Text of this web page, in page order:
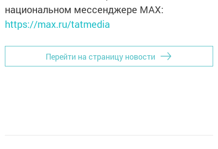
национальном мессенджере MАХ:
https://max.ru/tatmedia
Перейти на страницу новости